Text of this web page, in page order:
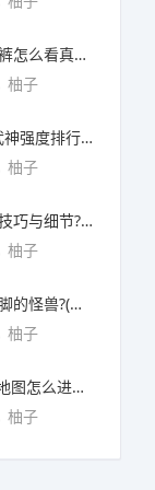
好奇金装成长裤怎么看真假?(好奇金装成长裤怎么看真假鉴别)
柚子
崩坏三5.5女武神强度排行?(崩坏三5.2女武神强度)
柚子
王者荣耀补刀技巧与细节?(王者荣耀补刀技巧视频)
柚子
奥特曼中三个脚的怪兽?(奥特曼中三个脚的怪兽叫什么)
柚子
fc封神榜隐藏地图怎么进入?(fc封神榜 隐藏)
柚子